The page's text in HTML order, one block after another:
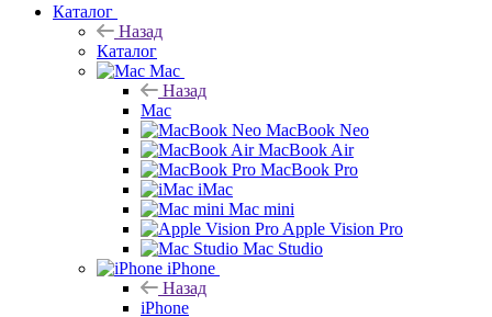
Каталог
Назад
Каталог
Mac
Назад
Mac
MacBook Neo
MacBook Air
MacBook Pro
iMac
Mac mini
Apple Vision Pro
Mac Studio
iPhone
Назад
iPhone